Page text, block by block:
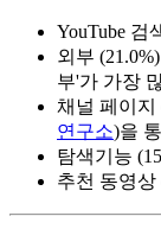
YouTube 검
외부
부'가 가장
채널 페이지
연구소)을
탐색기능
추천 동영상